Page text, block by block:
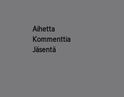
Aihetta
Kommenttia
Jäsentä